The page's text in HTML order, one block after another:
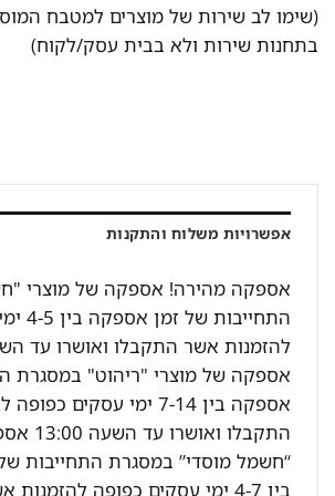
(שימו לב שירות של מוצרים למטבח
בתחנות שירות ולא בבית עסק/לקוח)
אפשרויות משלוח והתקנות
אספקה מהירה! אספקה של מוצרי
התחייבות
אספקה של מוצרי "ריהוט" במסגרת
אספקה בין 7-14 ימי עסקים
התקבלו
“חשמל מוסדי” במסגרת התחייבות
בין 4-7 ימי עסקים כפופה להזמנות